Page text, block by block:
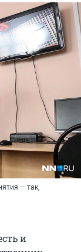
— так,
и